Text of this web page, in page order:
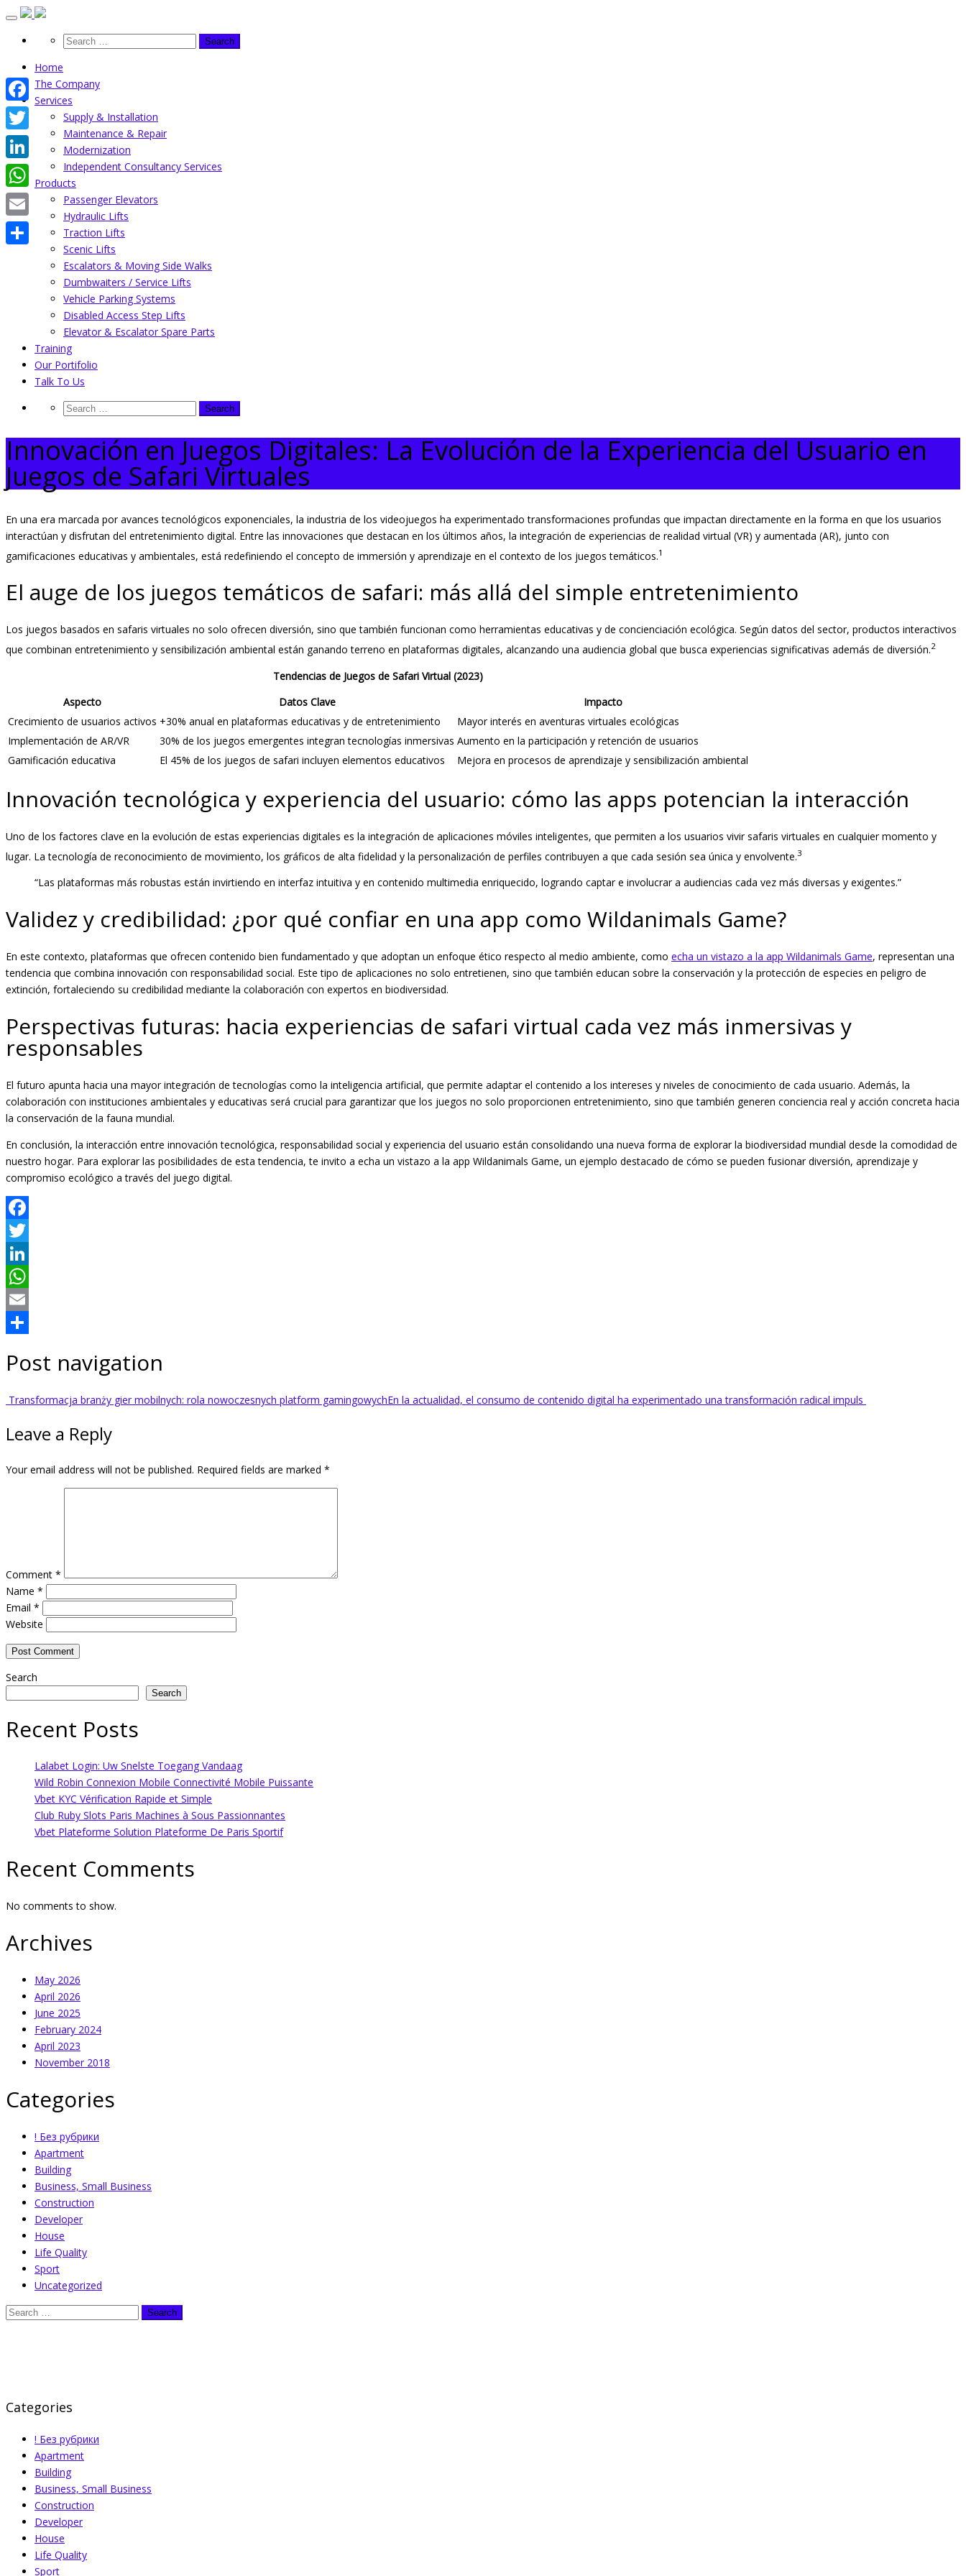
Skip
content
Home
The Company
Services
Supply & Installation
Maintenance & Repair
Modernization
Independent Consultancy Services
Products
Passenger Elevators
Hydraulic Lifts
Traction Lifts
Scenic Lifts
Escalators & Moving Side Walks
Dumbwaiters / Service Lifts
Vehicle Parking Systems
Disabled Access Step Lifts
Elevator & Escalator Spare Parts
Training
Our Portifolio
Talk To Us
Innovación en Juegos Digitales: La Evolución de la Experiencia del Usuario en
Juegos de Safari Virtuales
En una era marcada por avances tecnológicos exponenciales, la industria de los videojuegos ha experimentado transformaciones profundas que impactan directamente en la forma en que los usuarios
interactúan y disfrutan del entretenimiento digital. Entre las innovaciones que destacan en los últimos años, la integración de experiencias de realidad virtual (VR) y aumentada (AR), junto con
gamificaciones educativas y ambientales, está redefiniendo el concepto de immersión y aprendizaje en el contexto de los juegos temáticos.1
El auge de los juegos temáticos de safari: más allá del simple entretenimiento
Los juegos basados en safaris virtuales no solo ofrecen diversión, sino que también funcionan como herramientas educativas y de concienciación ecológica. Según datos del sector, productos interactivos
que combinan entretenimiento y sensibilización ambiental están ganando terreno en plataformas digitales, alcanzando una audiencia global que busca experiencias significativas además de diversión.2
Tendencias de Juegos de Safari Virtual (2023)
Aspecto
Datos Clave
Impacto
Crecimiento de usuarios activos +30% anual en plataformas educativas y de entretenimiento
Mayor interés en aventuras virtuales ecológicas
Implementación de AR/VR
30% de los juegos emergentes integran tecnologías inmersivas Aumento en la participación y retención de usuarios
Gamificación educativa
El 45% de los juegos de safari incluyen elementos educativos Mejora en procesos de aprendizaje y sensibilización ambiental
Innovación tecnológica y experiencia del usuario: cómo las apps potencian la interacción
Uno de los factores clave en la evolución de estas experiencias digitales es la integración de aplicaciones móviles inteligentes, que permiten a los usuarios vivir safaris virtuales en cualquier momento y
lugar. La tecnología de reconocimiento de movimiento, los gráficos de alta fidelidad y la personalización de perfiles contribuyen a que cada sesión sea única y envolvente.3
“Las plataformas más robustas están invirtiendo en interfaz intuitiva y en contenido multimedia enriquecido, logrando captar e involucrar a audiencias cada vez más diversas y exigentes.”
Validez y credibilidad: ¿por qué confiar en una app como Wildanimals Game?
En este contexto, plataformas que ofrecen contenido bien fundamentado y que adoptan un enfoque ético respecto al medio ambiente, como echa un vistazo a la app Wildanimals Game, representan una
tendencia que combina innovación con responsabilidad social. Este tipo de aplicaciones no solo entretienen, sino que también educan sobre la conservación y la protección de especies en peligro de
extinción, fortaleciendo su credibilidad mediante la colaboración con expertos en biodiversidad.
Perspectivas futuras: hacia experiencias de safari virtual cada vez más inmersivas y
responsables
El futuro apunta hacia una mayor integración de tecnologías como la inteligencia artificial, que permite adaptar el contenido a los intereses y niveles de conocimiento de cada usuario. Además, la
colaboración con instituciones ambientales y educativas será crucial para garantizar que los juegos no solo proporcionen entretenimiento, sino que también generen conciencia real y acción concreta hacia
la conservación de la fauna mundial.
En conclusión, la interacción entre innovación tecnológica, responsabilidad social y experiencia del usuario están consolidando una nueva forma de explorar la biodiversidad mundial desde la comodidad de
nuestro hogar. Para explorar las posibilidades de esta tendencia, te invito a echa un vistazo a la app Wildanimals Game, un ejemplo destacado de cómo se pueden fusionar diversión, aprendizaje y
compromiso ecológico a través del juego digital.
Facebook
Twitter
LinkedIn
WhatsApp
Email
Post navigation
Transformacja branży gier mobilnych: rola nowoczesnych platform gamingowychEn la actualidad, el consumo de contenido digital ha experimentado una transformación radical impuls
Leave a Reply
Your email address will not be published. Required fields are marked *
Comment *
Name *
Email *
Website
Search
Search
Recent Posts
Lalabet Login: Uw Snelste Toegang Vandaag
Wild Robin Connexion Mobile Connectivité Mobile Puissante
Vbet KYC Vérification Rapide et Simple
Club Ruby Slots Paris Machines à Sous Passionnantes
Vbet Plateforme Solution Plateforme De Paris Sportif
Recent Comments
No comments to show.
Archives
May 2026
April 2026
June 2025
February 2024
April 2023
November 2018
Categories
! Без рубрики
Apartment
Building
Business, Small Business
Construction
Developer
House
Life Quality
Sport
Uncategorized
Categories
! Без рубрики
Apartment
Building
Business, Small Business
Construction
Developer
House
Life Quality
Sport
Facebook
Twitter
LinkedIn
WhatsApp
Email